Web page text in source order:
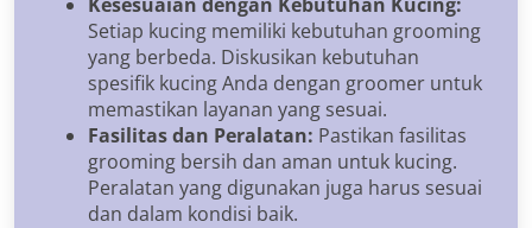
Setiap kucing memiliki kebutuhan grooming
yang berbeda. Diskusikan kebutuhan
spesifik kucing Anda dengan groomer untuk
memastikan layanan yang sesuai.
Fasilitas dan Peralatan: Pastikan fasilitas
grooming bersih dan aman untuk kucing.
Peralatan yang digunakan juga harus sesuai
dan dalam kondisi baik.